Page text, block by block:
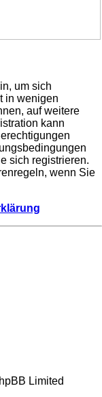
um sich
in wenigen
auf weitere
kann
sich registrieren.
wenn Sie
Limited